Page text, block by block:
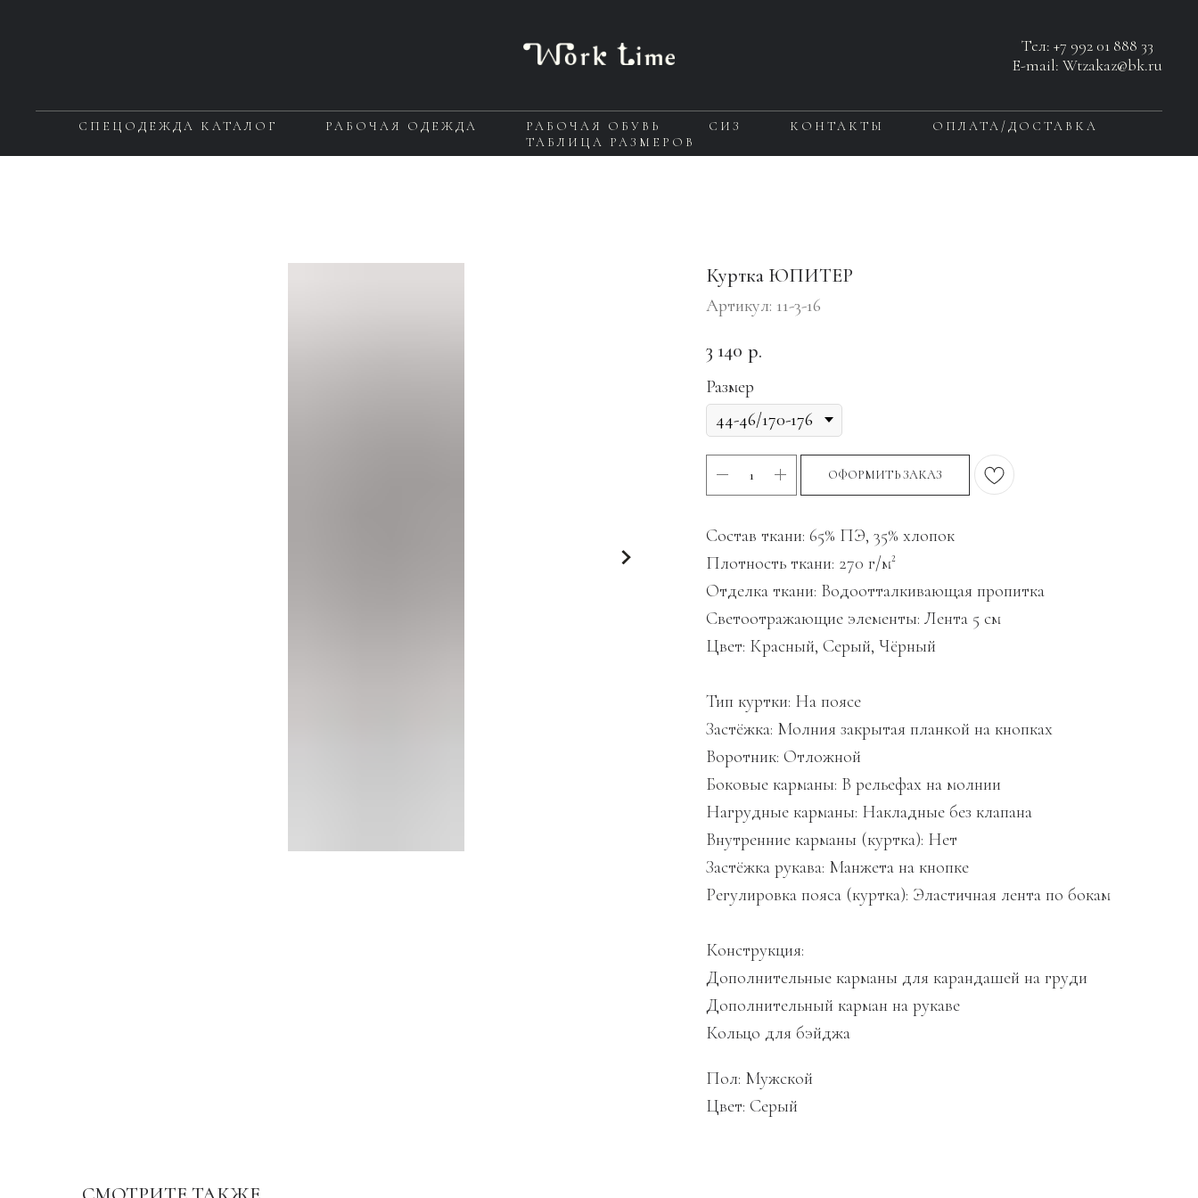
Тел: +7 992 01 888 33
E-mail: Wtzakaz@bk.ru
СПЕЦОДЕЖДА КАТАЛОГ РАБОЧАЯ ОДЕЖДА РАБОЧАЯ ОБУВЬ СИЗ КОНТАКТЫ
ОПЛАТА/ДОСТАВКА
ТАБЛИЦА РАЗМЕРОВ
Куртка ЮПИТЕР
Артикул: 11-3-16
3 140 р.
Размер
ОФОРМИТЬ ЗАКАЗ
Состав ткани: 65% ПЭ, 35% хлопок
Плотность ткани: 270 г/м²
Отделка ткани: Водоотталкивающая пропитка
Светоотражающие элементы: Лента 5 см
Цвет: Красный, Серый, Чёрный
Тип куртки: На поясе
Застёжка: Молния закрытая планкой на кнопках
Воротник: Отложной
Боковые карманы: В рельефах на молнии
Нагрудные карманы: Накладные без клапана
Внутренние карманы (куртка): Нет
Застёжка рукава: Манжета на кнопке
Регулировка пояса (куртка): Эластичная лента по бокам
Конструкция:
Дополнительные карманы для карандашей на груди
Дополнительный карман на рукаве
Кольцо для бэйджа
Пол: Мужской
Цвет: Серый